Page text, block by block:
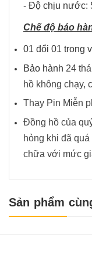
- Độ chịu nước:
Chế độ bảo
01 đổi 01 trong
Bảo hành 24
hồ không chạy,
Thay Pin Miễn
Đồng hồ của
hỏng khi đã
chữa với mức
Sản phẩm